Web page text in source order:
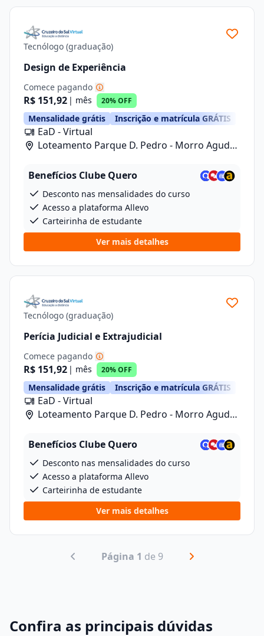
Tecnólogo (graduação)
Design de Experiência
Comece pagando
R$ 151,92 | mês 20% OFF
Mensalidade grátis Inscrição e matrícula GRÁTIS
EaD - Virtual
Loteamento Parque D. Pedro - Morro Agudo/
Benefícios Clube Quero
Desconto nas mensalidades do curso
Acesso a plataforma Allevo
Carteirinha de estudante
Ver mais detalhes
Tecnólogo (graduação)
Perícia Judicial e Extrajudicial
Comece pagando
R$ 151,92 | mês 20% OFF
Mensalidade grátis Inscrição e matrícula GRÁTIS
EaD - Virtual
Loteamento Parque D. Pedro - Morro Agudo/
Benefícios Clube Quero
Desconto nas mensalidades do curso
Acesso a plataforma Allevo
Carteirinha de estudante
Ver mais detalhes
Página 1 de 9
Confira as principais dúvidas